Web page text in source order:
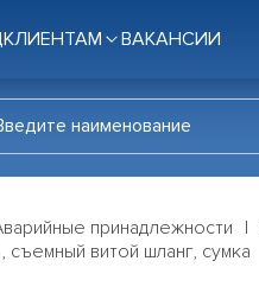
КЛИЕНТАМ ВАКАНСИИ
принадлежности
витой шланг, сумка